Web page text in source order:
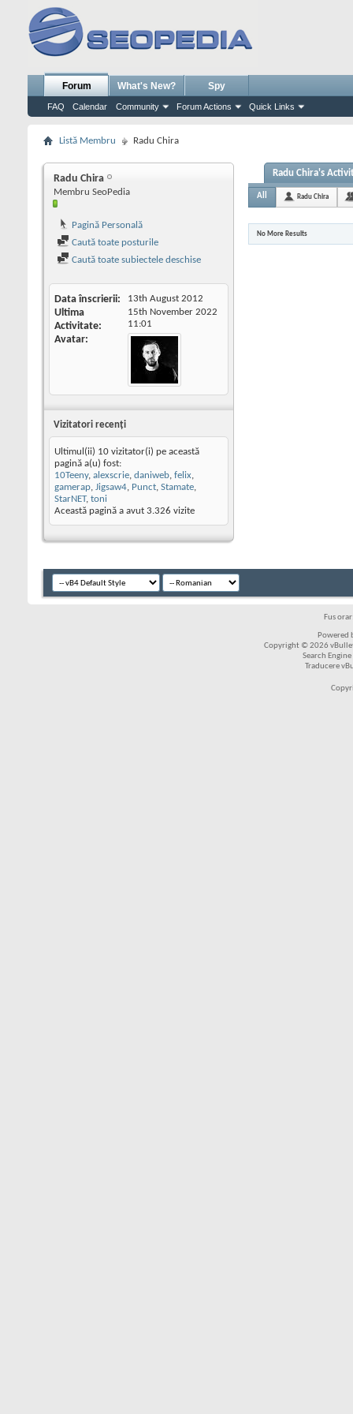
Forum
FAQ Calendar Community Forum Actions Quick Links
What's New? Spy
Listă Membru Radu Chira
Radu Chira
Membru SeoPedia
Pagină Personală
Caută toate posturile
Caută toate subiectele deschise
Data înscrierii 13th August 2012
Ultima
Activitate
15th November 2022
11:01
Avatar
Vizitatori recenţi
Ultimul(ii) 10 vizitator(i) pe această
pagină a(u) fost:
10Teeny, alexscrie, daniweb, felix,
gamerap, Jigsaw4, Punct, Stamate,
StarNET, toni
Această pagină a avut 3.326 vizite
Radu Chira's
All Radu Chira
No More Results
Fus
Powered
Copyright © 2026
Search
Traducere